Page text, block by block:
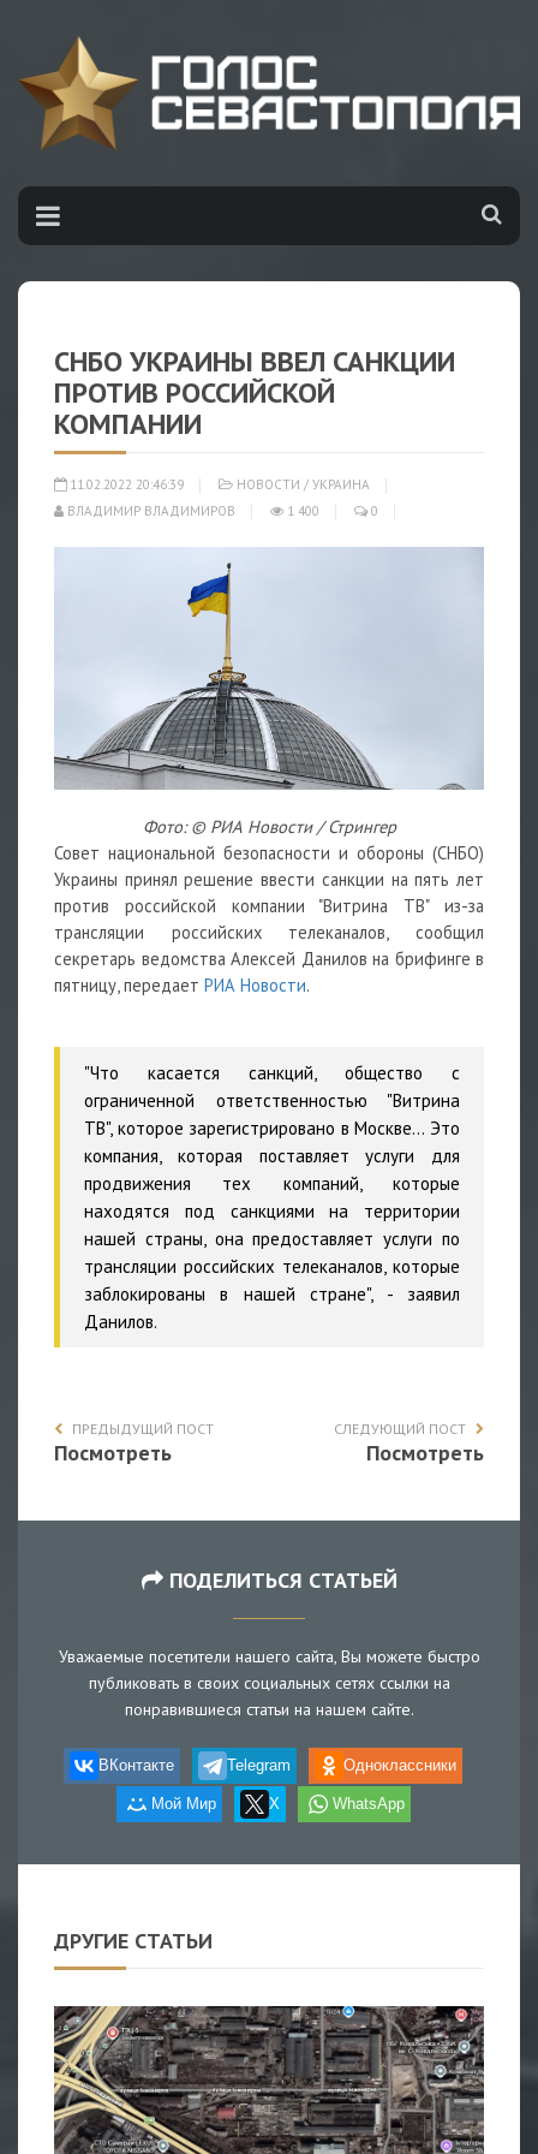
СНБО УКРАИНЫ ВВЕЛ САНКЦИИ
ПРОТИВ РОССИЙСКОЙ
КОМПАНИИ
11.02.2022 20:46:39 НОВОСТИ / УКРАИНА
ВЛАДИМИР ВЛАДИМИРОВ
1 400 0
Фото: © РИА Новости / Стрингер
Совет национальной безопасности и обороны (СНБО)
Украины принял решение ввести санкции на пять лет
против российской компании "Витрина ТВ" из-за
трансляции российских телеканалов, сообщил
секретарь ведомства Алексей Данилов на брифинге в
пятницу, передает РИА Новости.
"Что касается санкций, общество с
ограниченной ответственностью "Витрина
ТВ", которое зарегистрировано в Москве… Это
компания, которая поставляет услуги для
продвижения тех компаний, которые
находятся под санкциями на территории
нашей страны, она предоставляет услуги по
трансляции российских телеканалов, которые
заблокированы в нашей стране", - заявил
Данилов.
ПРЕДЫДУЩИЙ ПОСТ
Посмотреть
СЛЕДУЮЩИЙ ПОСТ
Посмотреть
ПОДЕЛИТЬСЯ СТАТЬЕЙ
Уважаемые посетители нашего сайта, Вы можете быстро
публиковать в своих социальных сетях ссылки на
понравившиеся статьи на нашем сайте.
ВКонтакте Telegram Одноклассники
Мой Мир X WhatsApp
ДРУГИЕ СТАТЬИ